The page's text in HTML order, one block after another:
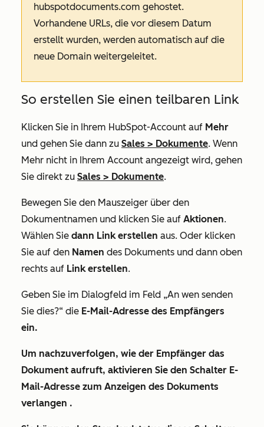
hubspotdocuments.com gehostet.
Vorhandene URLs, die vor diesem Datum
erstellt wurden, werden automatisch auf die
neue Domain weitergeleitet.
So erstellen Sie einen teilbaren Link
Klicken Sie in Ihrem HubSpot-Account auf Mehr
und gehen Sie dann zu Sales > Dokumente. Wenn
Mehr nicht in Ihrem Account angezeigt wird, gehen
Sie direkt zu Sales > Dokumente.
Bewegen Sie den Mauszeiger über den
Dokumentnamen und klicken Sie auf Aktionen.
Wählen Sie dann Link erstellen aus. Oder klicken
Sie auf den Namen des Dokuments und dann oben
rechts auf Link erstellen.
Geben Sie im Dialogfeld im Feld „An wen senden
Sie dies?“ die E-Mail-Adresse des Empfängers
ein.
Um nachzuverfolgen, wie der Empfänger das
Dokument aufruft, aktivieren Sie den Schalter E-
Mail-Adresse zum Anzeigen des Dokuments
verlangen .